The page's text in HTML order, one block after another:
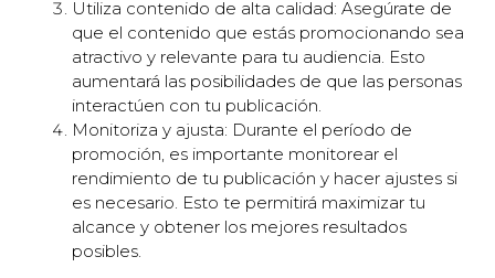
Utiliza contenido de alta calidad: Asegúrate de
que el contenido que estás promocionando sea
atractivo y relevante para tu audiencia. Esto
aumentará las posibilidades de que las personas
interactúen con tu publicación.
Monitoriza y ajusta: Durante el período de
promoción, es importante monitorear el
rendimiento de tu publicación y hacer ajustes si
es necesario. Esto te permitirá maximizar tu
alcance y obtener los mejores resultados
posibles.